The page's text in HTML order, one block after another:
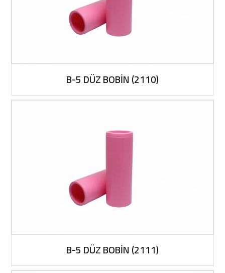
B-5 DÜZ BOBİN (2110)
B-5 DÜZ BOBİN (2111)